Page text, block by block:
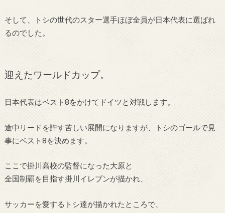
そして、トシの世代のスター選手ほぼ全員が日本代表に選ばれ
るのでした。
迎えたワールドカップ。
日本代表はベスト8をかけてドイツと対戦します。
途中リードを許す苦しい展開になりますが、トシのゴールで見
事にベスト8を決めます。
ここで掛川高校の監督になった大原と
全国制覇を目指す掛川イレブンが描かれ、
サッカーを愛するトシ達が描かれたところで、